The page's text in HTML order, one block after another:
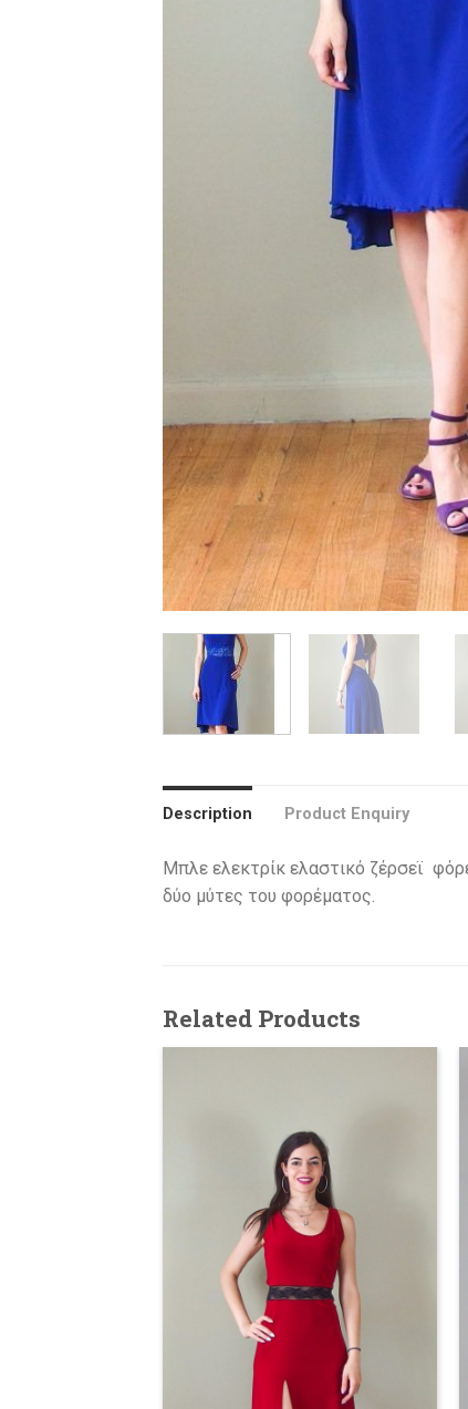
Description Product Enquiry
Μπλε ελεκτρίκ ελαστικό ζέρσεϊ
δύο μύτες του φορέματος.
Related Products